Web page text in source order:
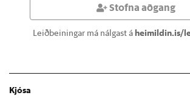
Stofna aðgang
Leiðbeiningar má nálgast áheimildin.is/
Kjósa